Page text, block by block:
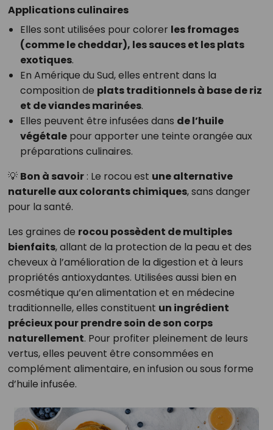
Applications culinaires
Elles sont utilisées pour colorer les fromages
(comme le cheddar), les sauces et les plats
exotiques.
En Amérique du Sud, elles entrent dans la
composition de plats traditionnels à base de riz
et de viandes marinées.
Elles peuvent être infusées dans de l’huile
végétalepour apporter une teinte orangée aux
préparations culinaires.
💡 Bon à savoir: Le rocou est une alternative
naturelle aux colorants chimiques, sans danger
pour la santé.
Les graines de rocou possèdent de multiples
bienfaits, allant de la protection de la peau et des
cheveux à l’amélioration de la digestion et à leurs
propriétés antioxydantes. Utilisées aussi bien en
cosmétique qu’en alimentation et en médecine
traditionnelle, elles constituent un ingrédient
précieux pour prendre soin de son corps
naturellement. Pour profiter pleinement de leurs
vertus, elles peuvent être consommées en
complément alimentaire, en infusion ou sous forme
d’huile infusée.